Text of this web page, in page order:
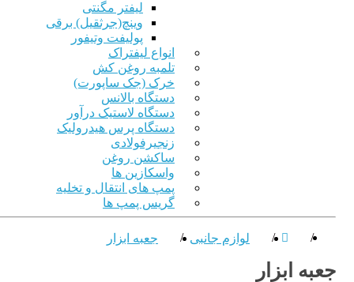
لیفتر مگنتی
وینچ(جرثقیل) برقی
پولیفت وتیفور
انواع لیفتراک
تلمبه روغن کش
خرک (جک ساپورت)
دستگاه بالانس
دستگاه لاستیک درآور
دستگاه پرس هیدرولیک
زنجیرفولادی
ساکشن روغن
واسکازین ها
پمپ های انتقال و تخلیه
گریس پمپ ها
لوازم جانبی جعبه ابزار
ابزار